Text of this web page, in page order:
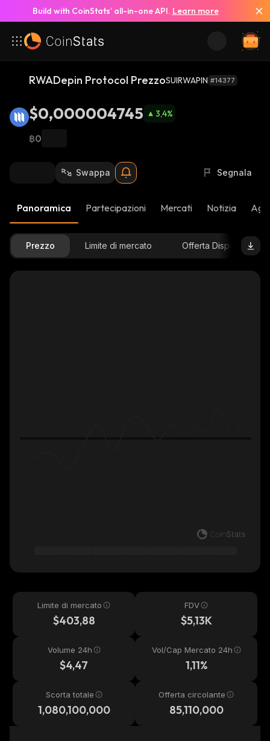
Build with CoinStats’ all-in-one API. Learn more
RWADepin Protocol PrezzoSUIRWAPIN #14377
$0,000004745 3,4%
฿0
Swappa Segnala
Panoramica Partecipazioni Mercati Notizia
Prezzo Limite di mercato Offerta Disponibile
Limite di mercato
$403,88
FDV
$5,13K
Volume 24h
$4,47
Vol/Cap Mercato 24h
1,11%
Scorta totale
1,080,100,000
Offerta circolante
85,110,000